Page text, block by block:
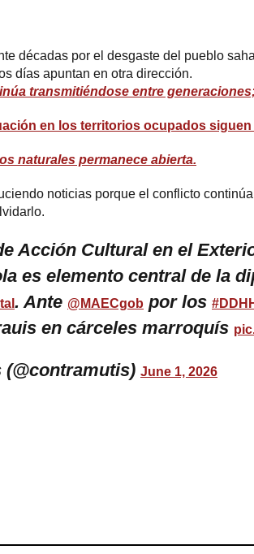
décadas por el desgaste del pueblo
días apuntan en otra dirección.
transmitiéndose entre
en los territorios ocupados
naturales permanece abierta.
noticias porque el conflicto
Acción Cultural en el
es elemento central de la
. Ante @MAECgob por los
en cárceles marroquís
June 1, 2026